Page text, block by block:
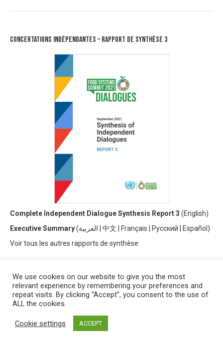
Concertations Indépendantes – Rapport de synthèse 3
Complete Independent Dialogue Synthesis Report 3 (English)
Executive Summary(العربية 中文 Français Русский
Español)
Voir tous les autres rapports de synthèse
We use cookies on our website to give you the most
relevant experience by remembering your preferences and
repeat visits. By clicking “Accept”, you consent to the use of
ALL the cookies.
Cookie settings ACCEPT